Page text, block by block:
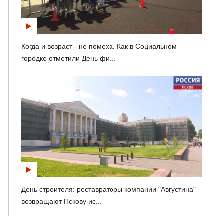
Когда и возраст - не помеха. Как в Социальном
городке отметили День фи...
День строителя: реставраторы компании "Августина"
возвращают Пскову ис...